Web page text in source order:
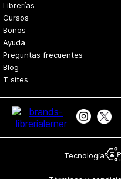
Librerías
Cursos
Bonos
Ayuda
Preguntas frecuentes
Blog
T sites
Tecnología